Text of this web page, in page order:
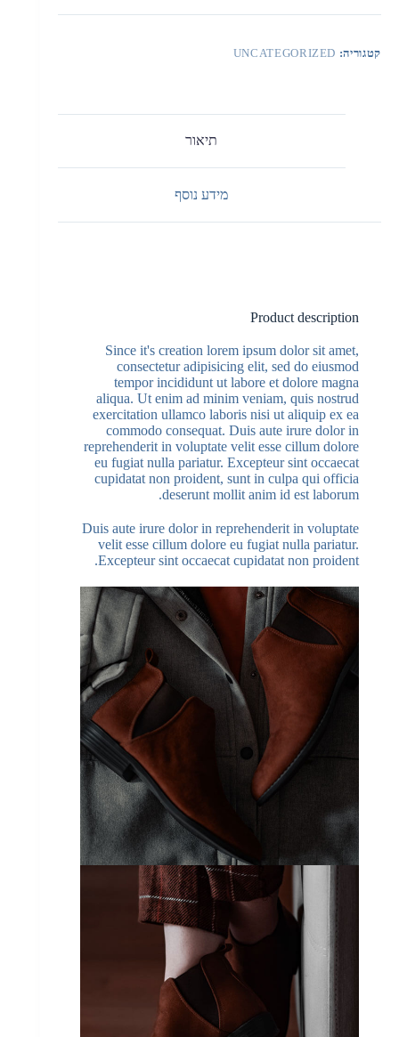
קטגוריה: UNCATEGORIZED
תיאור
מידע נוסף
Product description
Since it's creation lorem ipsum dolor sit amet,
consectetur adipisicing elit, sed do eiusmod
tempor incididunt ut labore et dolore magna
aliqua. Ut enim ad minim veniam, quis nostrud
exercitation ullamco laboris nisi ut aliquip ex ea
commodo consequat. Duis aute irure dolor in
reprehenderit in voluptate velit esse cillum dolore
eu fugiat nulla pariatur. Excepteur sint occaecat
cupidatat non proident, sunt in culpa qui officia
deserunt mollit anim id est laborum.
Duis aute irure dolor in reprehenderit in voluptate
velit esse cillum dolore eu fugiat nulla pariatur.
Excepteur sint occaecat cupidatat non proident.